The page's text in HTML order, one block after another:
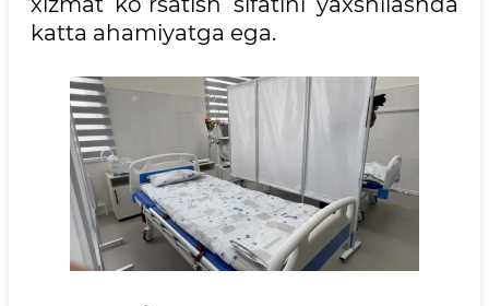
katta ahamiyatga ega.